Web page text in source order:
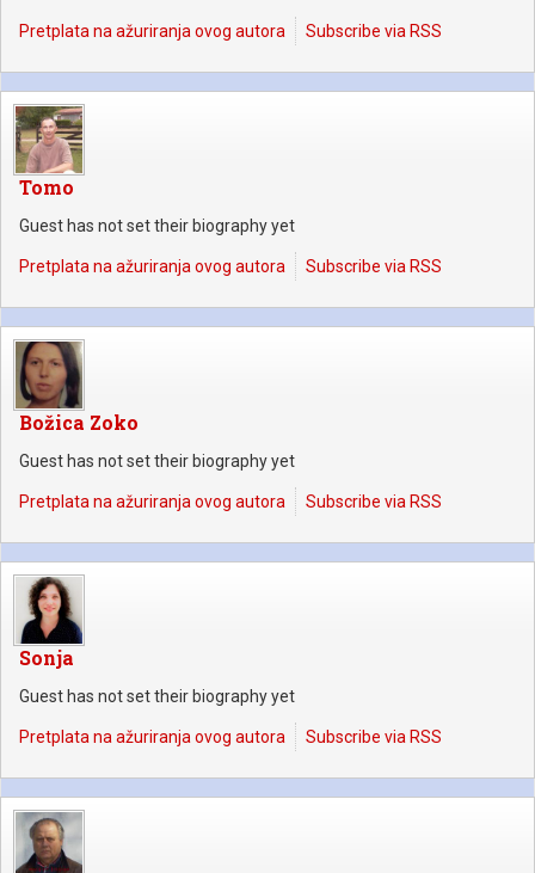
Pretplata na ažuriranja ovog autora Subscribe via RSS
Tomo
Guest has not set their biography yet
Pretplata na ažuriranja ovog autora Subscribe via RSS
Božica Zoko
Guest has not set their biography yet
Pretplata na ažuriranja ovog autora Subscribe via RSS
Sonja
Guest has not set their biography yet
Pretplata na ažuriranja ovog autora Subscribe via RSS